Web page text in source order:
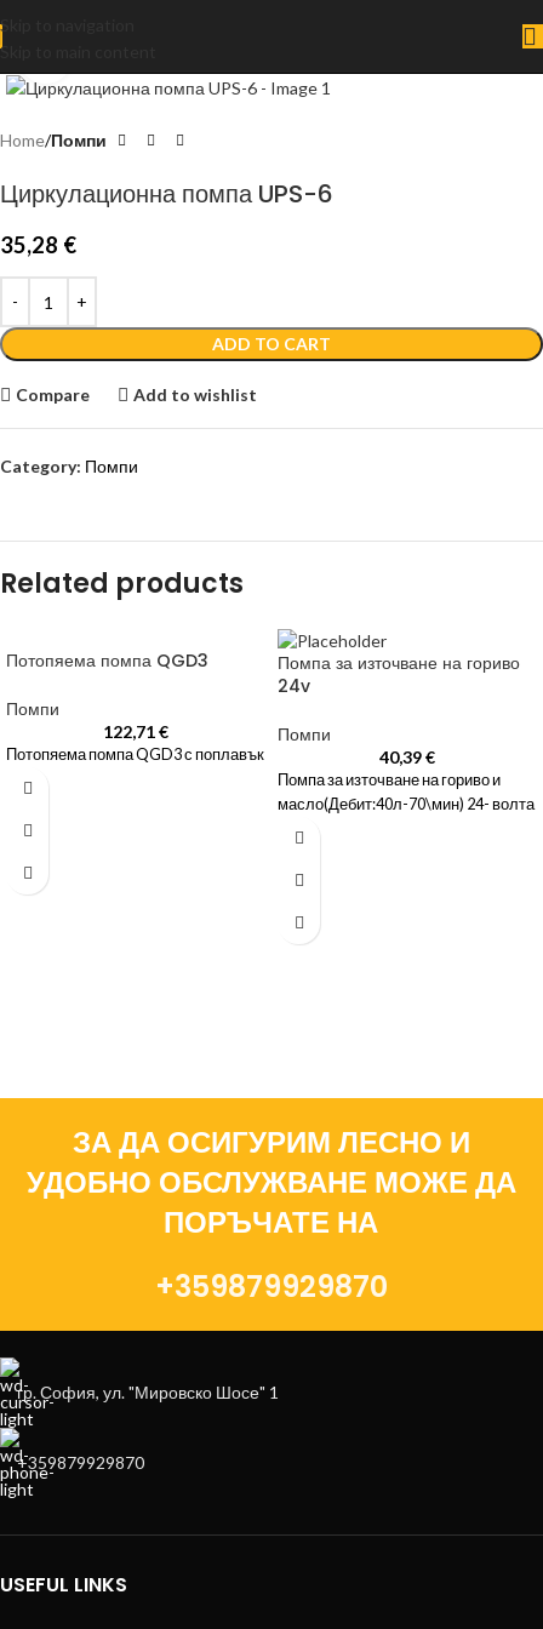
Skip to navigation
Skip to main content
Home Помпи
Циркулационна помпа UPS-6
35,28 €
ADD TO CART
Compare Add to wishlist
Category: Помпи
Related products
Потопяема помпа QGD3
Помпи
122,71€
Потопяема помпа QGD3 с поплавък
Помпа за източване на гориво
24v
Помпи
40,39€
Помпа за източване на гориво и
масло(Дебит:40л-70\мин) 24- волта
ЗА ДА ОСИГУРИМ ЛЕСНО И
УДОБНО ОБСЛУЖВАНЕ МОЖЕ ДА
ПОРЪЧАТЕ НА
+359879929870
гр. София, ул. "Мировско Шосе" 1
+359879929870
USEFUL LINKS